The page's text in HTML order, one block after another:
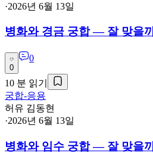
·2026년 6월 13일
병화와 경금 궁합 — 잘 맞을
0
0
10 분 읽기
궁합-응용
허유 김동현
·2026년 6월 13일
병화와 임수 궁합 — 잘 맞을